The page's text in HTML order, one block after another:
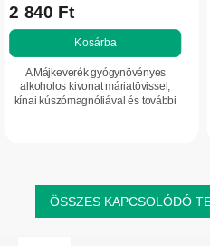
2 840 Ft
Kosárba
A Májkeverék gyógynövényes
alkoholos kivonat máriatövissel,
kínai kúszómagnóliával és további
ÖSSZES KAPCSOLÓDÓ